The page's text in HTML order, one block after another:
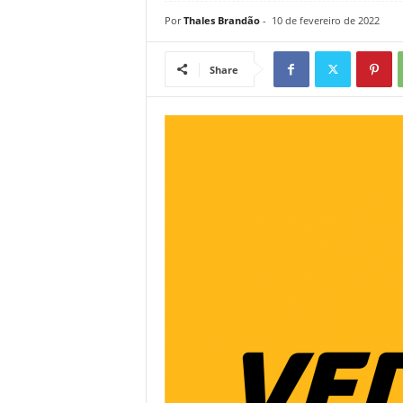
Por Thales Brandão- 10 de fevereiro de 2022
Share